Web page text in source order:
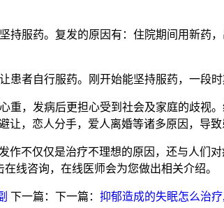
服药。复发的原因有：住院期间用新药
自行服药。刚开始能坚持服药，一段时
，发病后更担心受到社会及家庭的歧视
，恋人分手，爱人离婚等诸多原因，导
作不仅仅是治疗不理想的原因，还与人们
线咨询，在线医师会为您做出相关介绍。
下一篇：下一篇： 抑郁造成的失眠怎么治